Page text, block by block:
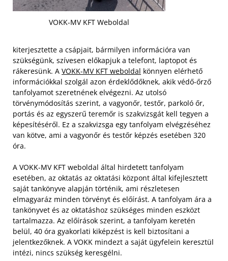
VOKK-MV KFT Weboldal
kiterjesztette a csápjait, bármilyen információra van
szükségünk, szívesen előkapjuk a telefont, laptopot és
rákeresünk. A VOKK-MV KFT weboldal könnyen elérhető
információkkal szolgál azon érdeklődőknek, akik védő-őrző
tanfolyamot szeretnének elvégezni. Az utolsó
törvénymódosítás szerint, a vagyonőr, testőr, parkoló őr,
portás és az egyszerű teremőr is szakvizsgát kell tegyen a
képesítéséről. Ez a szakvizsga egy tanfolyam elvégzéséhez
van kötve, ami a vagyonőr és testőr képzés esetében 320
óra.
A VOKK-MV KFT weboldal által hirdetett tanfolyam
esetében, az oktatás az oktatási központ által kifejlesztett
saját tankönyve alapján történik, ami részletesen
elmagyaráz minden törvényt és előírást. A tanfolyam ára a
tankönyvet és az oktatáshoz szükséges minden eszközt
tartalmazza. Az előírások szerint, a tanfolyam keretén
belül, 40 óra gyakorlati kiképzést is kell biztosítani a
jelentkezőknek. A VOKK mindezt a saját ügyfelein keresztül
intézi, nincs szükség keresgélni.